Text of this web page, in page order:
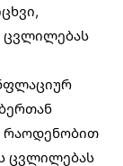
ცვლილებას
რაოდენობით
ცვლილებას